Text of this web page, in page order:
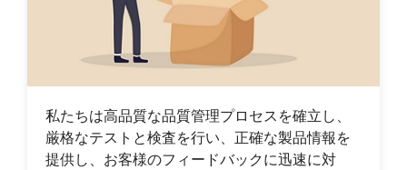
私たちは高品質な品質管理プロセスを確立し、
厳格なテストと検査を行い、正確な製品情報を
提供し、お客様のフィードバックに迅速に対